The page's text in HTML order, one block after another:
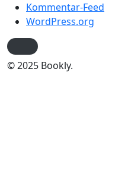
Kommentar-Feed
WordPress.org
© 2025 Bookly.